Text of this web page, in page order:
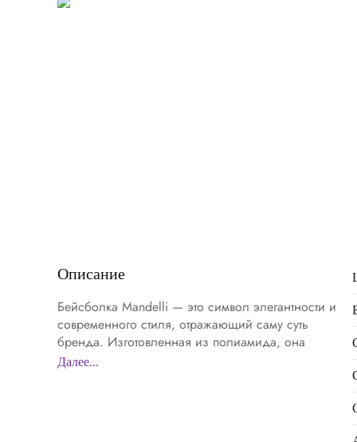
Описание
Бейсболка Mandelli — это символ элегантности и
современного стиля, отражающий саму суть
бренда. Изготовленная из полиамида, она
обладает лёгкостью и прочностью, идеально
Далее...